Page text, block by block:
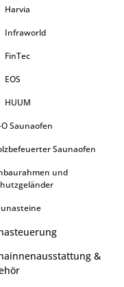
Harvia
Infraworld
FinTec
EOS
HUUM
O Saunaofen
Saunaofen
und
&